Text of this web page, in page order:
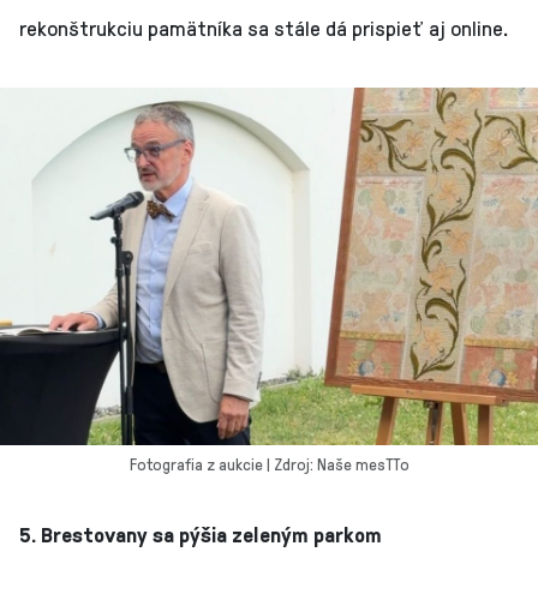
rekonštrukciu pamätníka sa stále dá prispieť aj online.
Fotografia z aukcie | Zdroj: Naše mesTTo
5. Brestovany sa pýšia zeleným parkom